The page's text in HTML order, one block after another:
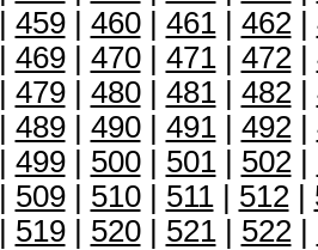
459| 460| 461| 462|
469| 470| 471| 472|
479| 480| 481| 482|
489| 490| 491| 492|
499| 500| 501| 502|
509| 510| 511| 512|
519| 520| 521| 522|